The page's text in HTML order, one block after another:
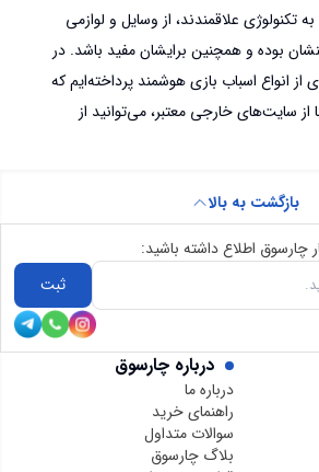
تکنولوژی علاقمندند، از وسایل و لوازمی
بوده و همچنین برایشان مفید باشد. در
از انواع اسباب بازی هوشمند پرداخته‌ایم که
سایت‌های خارجی معتبر، می‌توانید از
کالا را در چارسوق قرار دهید تا خرید
درباره چارسوق
درباره ما
راهنمای خرید
سوالات متداول
بلاگ چارسوق
بازگشت به بالا
چارسوق اطلاع داشته باشید:
ثبت